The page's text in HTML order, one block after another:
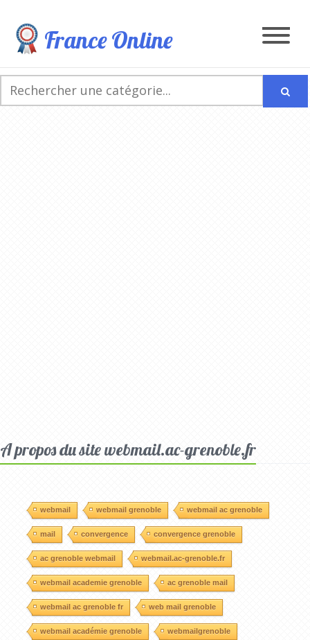
France Online
A propos du site webmail.ac-grenoble.fr
webmail webmail grenoble webmail ac grenoble
mail convergence convergence grenoble
ac grenoble webmail webmail.ac-grenoble.fr
webmail academie grenoble ac grenoble mail
webmail ac grenoble fr web mail grenoble
webmail académie grenoble webmailgrenoble